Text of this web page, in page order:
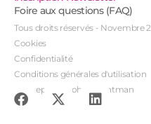
Foire aux questions (FAQ)
Tous droits réservés - Novembre
Cookies
Confidentialité
Conditions générales d'utilisation
Conception : John Brightman